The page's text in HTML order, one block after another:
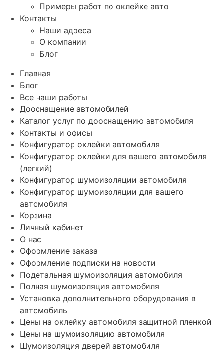
Примеры работ по оклейке авто
Контакты
Наши адреса
О компании
Блог
Главная
Блог
Все наши работы
Дооснащение автомобилей
Каталог услуг по дооснащению автомобиля
Контакты и офисы
Конфигуратор оклейки автомобиля
Конфигуратор оклейки для вашего автомобиля
(легкий)
Конфигуратор шумоизоляции автомобиля
Конфигуратор шумоизоляции для вашего
автомобиля
Корзина
Личный кабинет
О нас
Оформление заказа
Оформление подписки на новости
Подетальная шумоизоляция автомобиля
Полная шумоизоляция автомобиля
Установка дополнительного оборудования в
автомобиль
Цены на оклейку автомобиля защитной пленкой
Цены на шумоизоляцию автомобиля
Шумоизоляция дверей автомобиля